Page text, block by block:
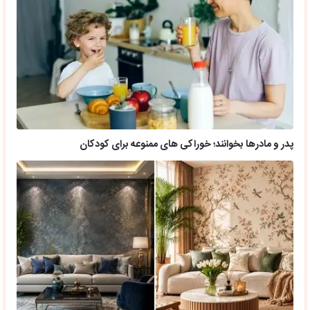
پدر و مادرها بخوانند؛ خوراکی های ممنوعه برای کودکان